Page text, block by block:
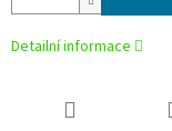
Detailní informace